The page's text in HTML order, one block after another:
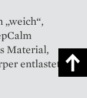
Material,
entlastet